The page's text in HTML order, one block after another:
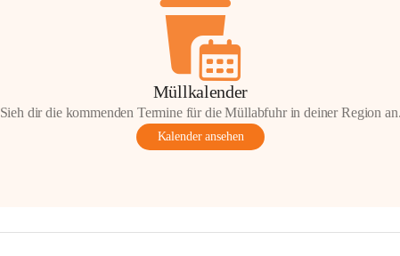
Müllkalender
Sieh dir die kommenden Termine für die Müllabfuhr in deiner Region
Kalender ansehen